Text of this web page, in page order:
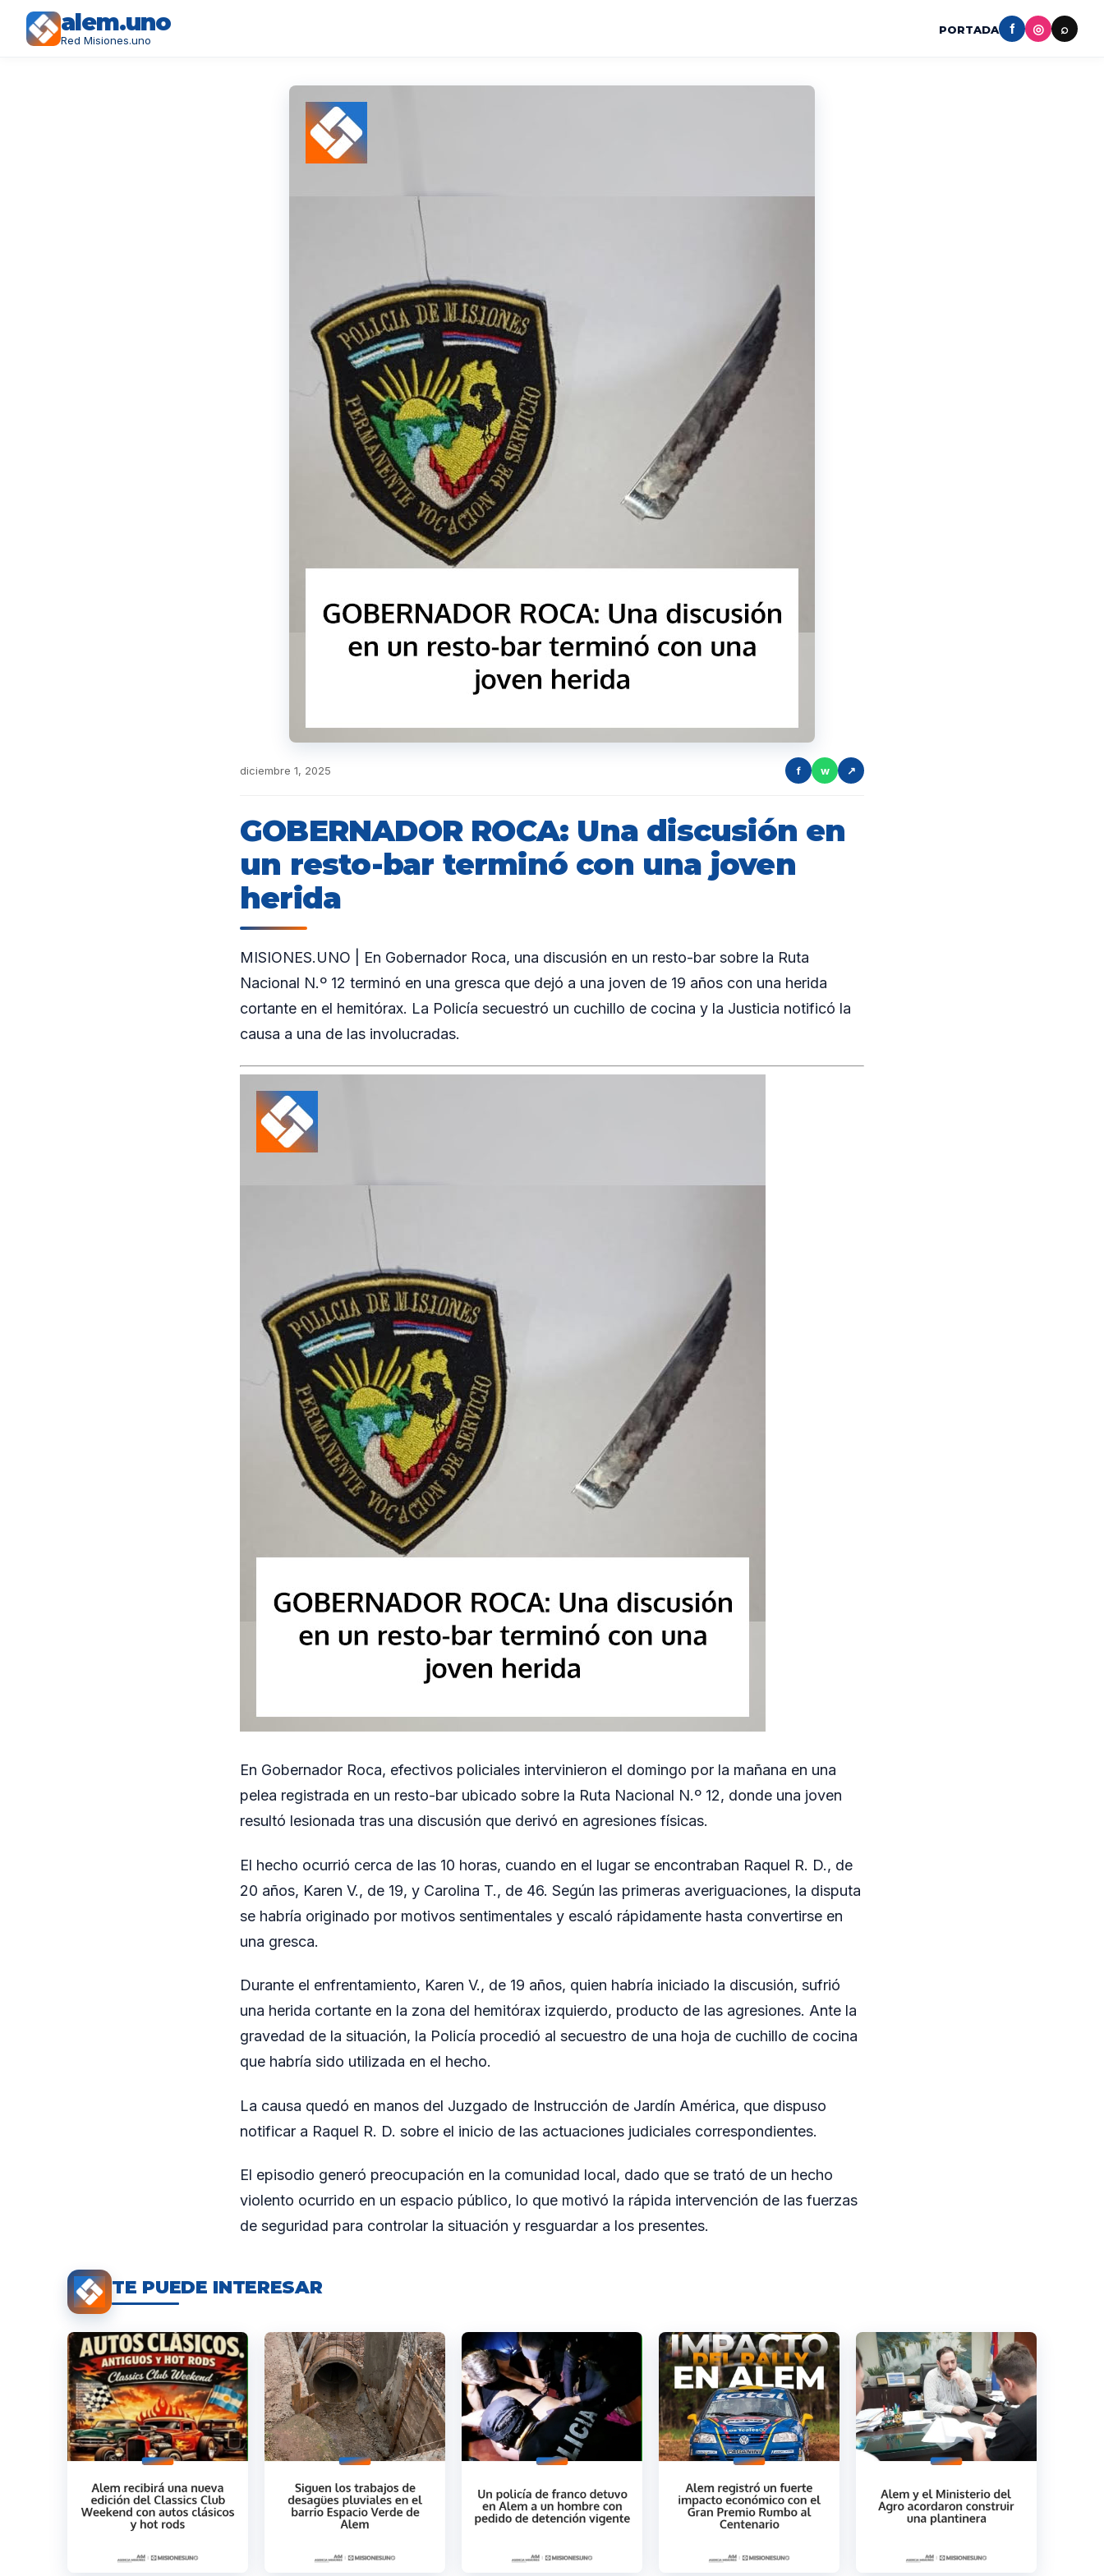
alem.uno
Red Misiones.uno
PORTADA f ◎ ⌕
diciembre 1, 2025 f w ↗
GOBERNADOR ROCA: Una discusión en
un resto-bar terminó con una joven
herida
MISIONES.UNO | En Gobernador Roca, una discusión en un resto-bar sobre la Ruta
Nacional N.º 12 terminó en una gresca que dejó a una joven de 19 años con una herida
cortante en el hemitórax. La Policía secuestró un cuchillo de cocina y la Justicia notificó la
causa a una de las involucradas.
En Gobernador Roca, efectivos policiales intervinieron el domingo por la mañana en una
pelea registrada en un resto-bar ubicado sobre la Ruta Nacional N.º 12, donde una joven
resultó lesionada tras una discusión que derivó en agresiones físicas.
El hecho ocurrió cerca de las 10 horas, cuando en el lugar se encontraban Raquel R. D., de
20 años, Karen V., de 19, y Carolina T., de 46. Según las primeras averiguaciones, la disputa
se habría originado por motivos sentimentales y escaló rápidamente hasta convertirse en
una gresca.
Durante el enfrentamiento, Karen V., de 19 años, quien habría iniciado la discusión, sufrió
una herida cortante en la zona del hemitórax izquierdo, producto de las agresiones. Ante la
gravedad de la situación, la Policía procedió al secuestro de una hoja de cuchillo de cocina
que habría sido utilizada en el hecho.
La causa quedó en manos del Juzgado de Instrucción de Jardín América, que dispuso
notificar a Raquel R. D. sobre el inicio de las actuaciones judiciales correspondientes.
El episodio generó preocupación en la comunidad local, dado que se trató de un hecho
violento ocurrido en un espacio público, lo que motivó la rápida intervención de las fuerzas
de seguridad para controlar la situación y resguardar a los presentes.
TE PUEDE INTERESAR